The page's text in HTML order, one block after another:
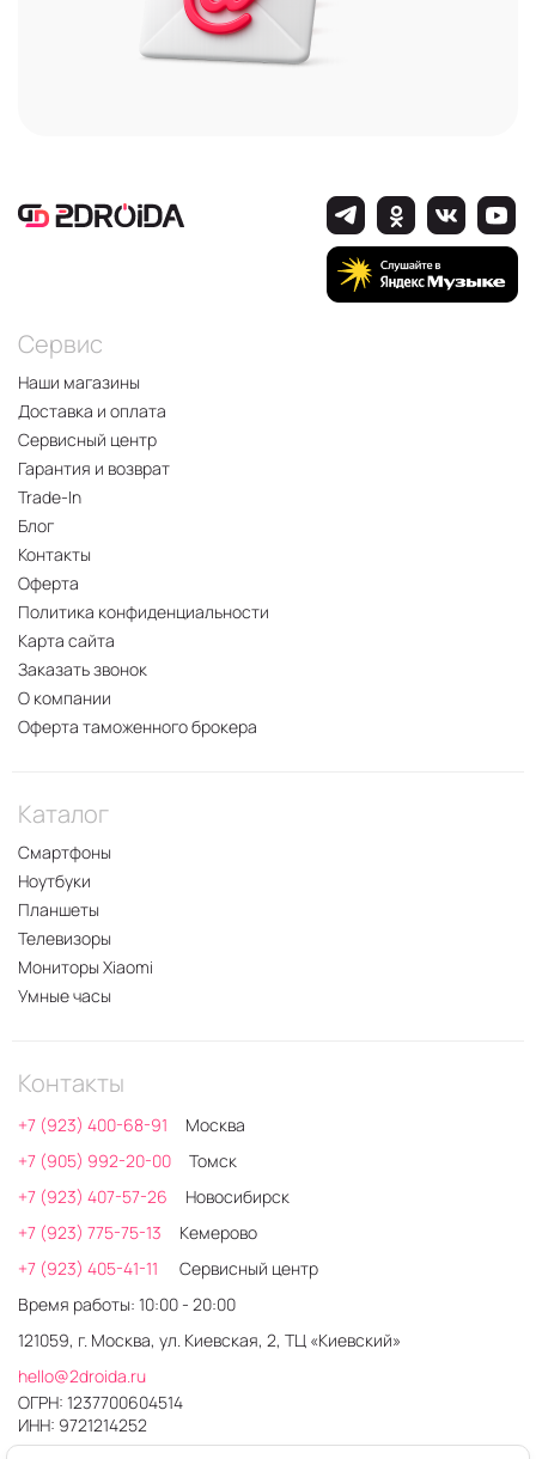
Сервис
Наши магазины
Доставка и оплата
Сервисный центр
Гарантия и возврат
Trade-In
Блог
Контакты
Оферта
Политика конфиденциальности
Карта сайта
Заказать звонок
О компании
Оферта таможенного брокера
Каталог
Смартфоны
Ноутбуки
Планшеты
Телевизоры
Мониторы Xiaomi
Умные часы
Контакты
+7 (923) 400-68-91
Москва
+7 (905) 992-20-00
Томск
+7 (923) 407-57-26
Новосибирск
+7 (923) 775-75-13
Кемерово
+7 (923) 405-41-11
Сервисный центр
Время работы: 10:00 - 20:00
121059, г. Москва, ул. Киевская, 2, ТЦ «Киевский»
hello@2droida.ru
ОГРН: 1237700604514
ИНН: 9721214252